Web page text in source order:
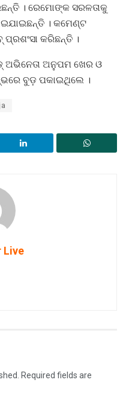
। ରେମୋଙ୍କ ସରଳତାକୁ
। କମେଣ୍ଟ
କରିଛନ୍ତି ।
ଅଭିନେତା ଅନୁପମ ଖେର ଓ
ବୁଡ଼ ପକାଇଥିଲେ ।
Live
Required fields are